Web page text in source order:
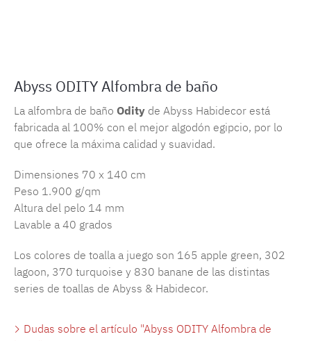
Abyss ODITY Alfombra de baño
La alfombra de baño Odity de Abyss Habidecor está
fabricada al 100% con el mejor algodón egipcio, por lo
que ofrece la máxima calidad y suavidad.
Dimensiones 70 x 140 cm
Peso 1.900 g/qm
Altura del pelo 14 mm
Lavable a 40 grados
Los colores de toalla a juego son 165 apple green, 302
lagoon, 370 turquoise y 830 banane de las distintas
series de toallas de Abyss & Habidecor.
Dudas sobre el artículo "Abyss ODITY Alfombra de